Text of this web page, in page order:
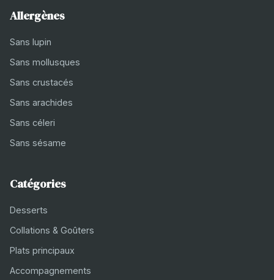
Allergènes
Sans lupin
Sans mollusques
Sans crustacés
Sans arachides
Sans céleri
Sans sésame
Catégories
Desserts
Collations & Goûters
Plats principaux
Accompagnements